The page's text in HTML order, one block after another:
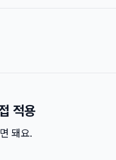
적용
돼요.